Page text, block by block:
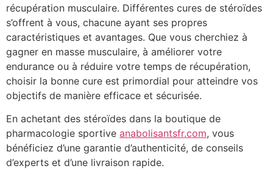
récupération musculaire. Différentes cures de stéroïdes
s’offrent à vous, chacune ayant ses propres
caractéristiques et avantages. Que vous cherchiez à
gagner en masse musculaire, à améliorer votre
endurance ou à réduire votre temps de récupération,
choisir la bonne cure est primordial pour atteindre vos
objectifs de manière efficace et sécurisée.
En achetant des stéroïdes dans la boutique de
pharmacologie sportive anabolisantsfr.com, vous
bénéficiez d’une garantie d’authenticité, de conseils
d’experts et d’une livraison rapide.